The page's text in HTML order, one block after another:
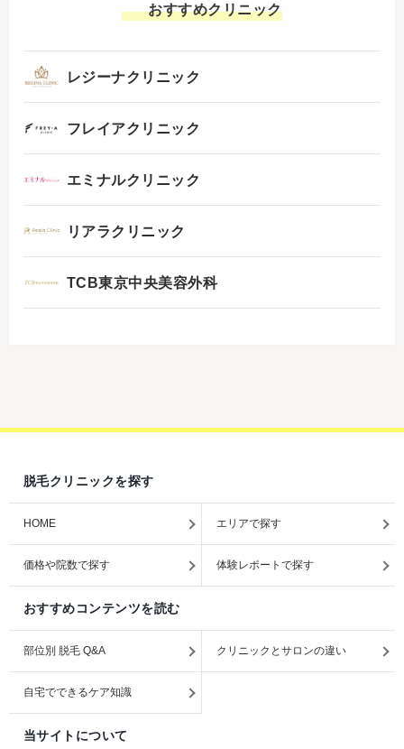
おすすめクリニック
レジーナクリニック
フレイアクリニック
エミナルクリニック
リアラクリニック
TCB東京中央美容外科
脱毛クリニックを探す
HOME エリアで探す
価格や院数で探す 体験レポートで探す
おすすめコンテンツを読む
部位別 脱毛 Q&A クリニックとサロンの違い
自宅でできるケア知識
当サイトについて